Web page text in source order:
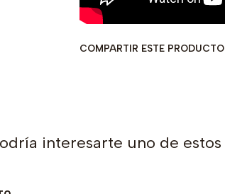
COMPARTIR ESTE PRODUCTO
interesarte uno de estos